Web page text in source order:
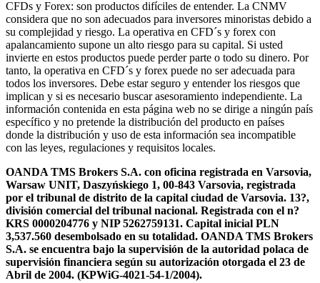
CFDs y Forex: son productos difíciles de entender. La CNMV
considera que no son adecuados para inversores minoristas debido a
su complejidad y riesgo. La operativa en CFD´s y forex con
apalancamiento supone un alto riesgo para su capital. Si usted
invierte en estos productos puede perder parte o todo su dinero. Por
tanto, la operativa en CFD´s y forex puede no ser adecuada para
todos los inversores. Debe estar seguro y entender los riesgos que
implican y si es necesario buscar asesoramiento independiente. La
información contenida en esta página web no se dirige a ningún país
específico y no pretende la distribución del producto en países
donde la distribución y uso de esta información sea incompatible
con las leyes, regulaciones y requisitos locales.
OANDA TMS Brokers S.A. con oficina registrada en Varsovia,
Warsaw UNIT, Daszyńskiego 1, 00-843 Varsovia, registrada
por el tribunal de distrito de la capital ciudad de Varsovia. 13?,
división comercial del tribunal nacional. Registrada con el n?
KRS 0000204776 y NIP 5262759131. Capital inicial PLN
3,537.560 desembolsado en su totalidad. OANDA TMS Brokers
S.A. se encuentra bajo la supervisión de la autoridad polaca de
supervisión financiera según su autorización otorgada el 23 de
Abril de 2004. (KPWiG-4021-54-1/2004).